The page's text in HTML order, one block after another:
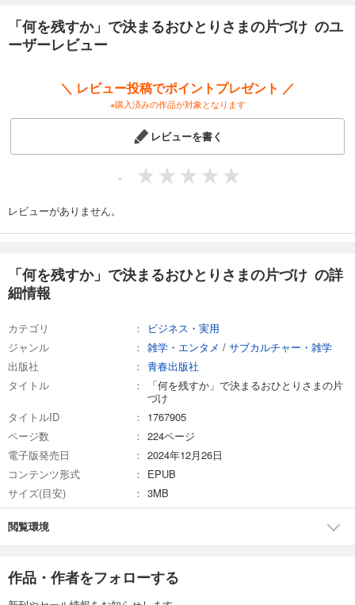
「何を残すか」で決まるおひとりさまの片づけ のユ
ーザーレビュー
＼ レビュー投稿でポイントプレゼント ／
※購入済みの作品が対象となります
レビューを書く
-
レビューがありません。
「何を残すか」で決まるおひとりさまの片づけ の詳
細情報
カテゴリ
ビジネス・実用
ジャンル
雑学・エンタメ / サブカルチャー・雑学
出版社
青春出版社
タイトル
「何を残すか」で決まるおひとりさまの片
づけ
タイトルID
1767905
ページ数
224ページ
電子版発売日
2024年12月26日
コンテンツ形式
EPUB
サイズ(目安)
3MB
閲覧環境
作品・作者をフォローする